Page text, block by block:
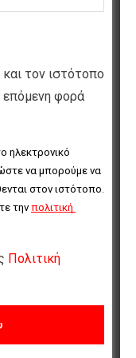
τον ιστότοπο
επόμενη φορά
ηλεκτρονικό
να μπορούμε να
στον ιστότοπο.
την πολιτική
Πολιτική